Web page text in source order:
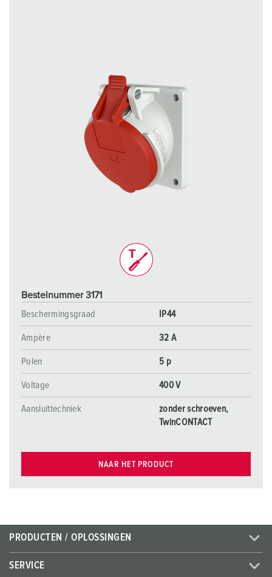
Bestelnummer 3171
Beschermingsgraad
IP44
Ampère 32 A
Polen 5 p
Voltage 400 V
Aansluittechniek
zonder schroeven,
TwinCONTACT
NAAR HET PRODUCT
PRODUCTEN / OPLOSSINGEN
SERVICE